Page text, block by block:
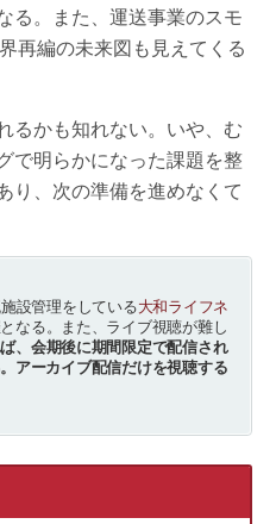
る。また、運送事業のスモ
再編の未来図も見えてくる
るかも知れない。いや、む
で明らかになった課題を整
り、次の準備を進めなくて
設管理をしている大和ライフネ
なる。また、ライブ視聴が難し
、会期後に期間限定で配信され
アーカイブ配信だけを視聴する